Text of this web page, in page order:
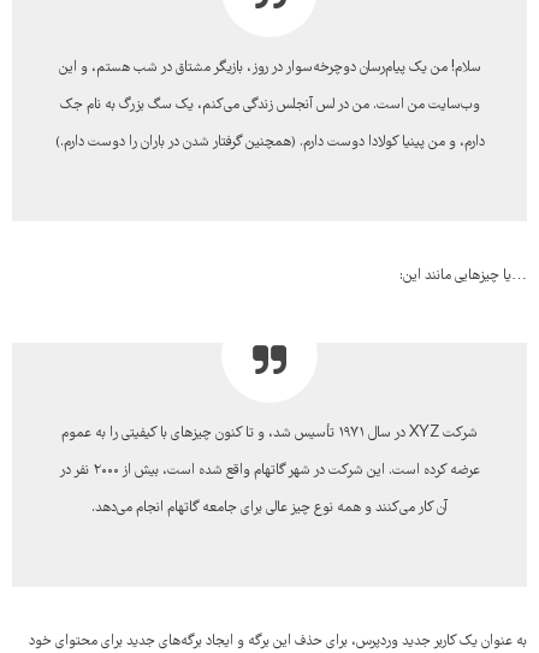
سلام! من یک پیام‌رسان دوچرخه‌سوار در روز، بازیگر مشتاق در شب هستم، و این
وب‌سایت من است. من در لس آنجلس زندگی می‌کنم، یک سگ بزرگ به نام جک
دارم، و من پینیا کولادا دوست دارم. (همچنین گرفتار شدن در باران را دوست دارم.)
…یا چیزهایی مانند این:
شرکت XYZ در سال ۱۹۷۱ تأسیس شد، و تا کنون چیزهای با کیفیتی را به عموم
عرضه کرده است. این شرکت در شهر گاتهام واقع شده است، بیش از ۲۰۰۰ نفر در
آن کار می‌کنند و همه نوع چیز عالی برای جامعه گاتهام انجام می‌دهد.
به عنوان یک کاربر جدید وردپرس، برای حذف این برگه و ایجاد برگه‌های جدید برای محتوای خود